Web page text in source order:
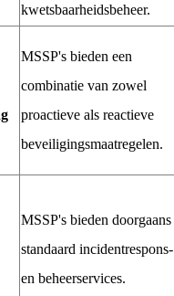
kwetsbaarheidsbeheer.
MSSP's bieden een
combinatie van zowel
proactieve als reactieve
beveiligingsmaatregelen.
MSSP's bieden doorgaans
standaard incidentrespons-
en beheerservices.